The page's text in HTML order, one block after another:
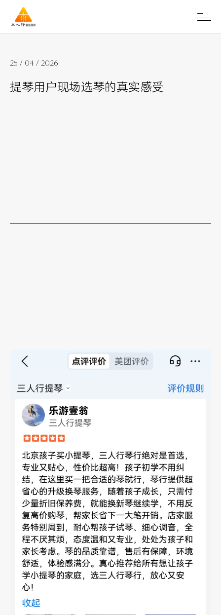
25 / 04 / 2026
提琴用户现场选琴的真实感受